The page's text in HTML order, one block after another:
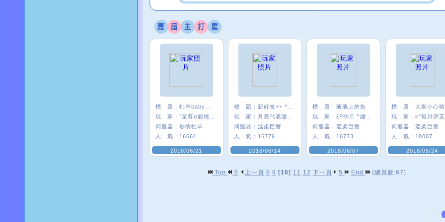
標 題：
玩 家：
伺服器： 熱情牡羊
人 氣： 16661
2018/06/21
標 題：
玩 家：
伺服器： 溫柔巨蟹
人 氣： 16776
2018/06/14
標 題： 玻璃上的魚
玩 家：
伺服器： 溫柔巨蟹
人 氣： 16773
2018/06/07
標 題：
玩 家： κ°莓川伊
伺服器： 溫柔巨蟹
人 氣： 18007
2018/05/24
Top 5 上一頁 8 9 [10] 11 12 下一頁 5 End (總頁數:67)